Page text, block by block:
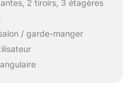
2 tiroirs, 3 étagères
/ garde-manger